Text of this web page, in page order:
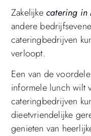
Zakelijkecatering in
andere
cateringbedrijven
verloopt.
Een van de
informele lunch wilt
cateringbedrijven
dieetvriendelijke
genieten van